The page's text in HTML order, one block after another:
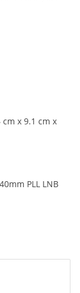
cm x 9.1 cm x
PLL LNB